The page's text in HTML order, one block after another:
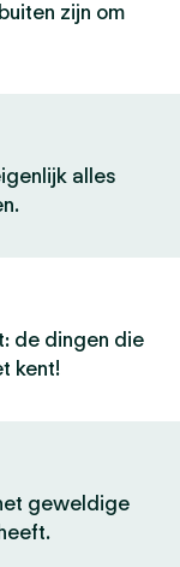
zijn om
alles
de dingen die
kent!
geweldige